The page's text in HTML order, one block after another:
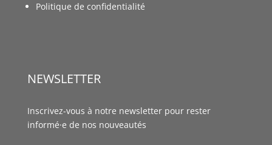
Politique de confidentialité
NEWSLETTER
Inscrivez-vous à notre newsletter pour rester
informé·e de nos nouveautés